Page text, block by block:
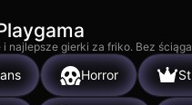
najlepsze gierki za friko. Bez
Horror